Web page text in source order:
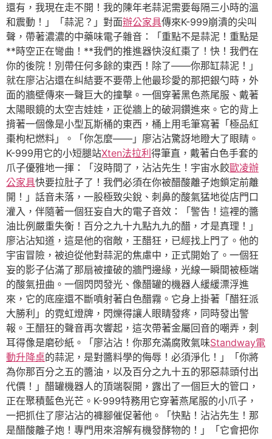
還有，我現在走不開！我的陳年老蒜泥需要每隔三小時的溫
和震動！」「蒜泥？」對面辦公家具傳來K-999崩潰的尖叫
聲，帶著濃濃的中藥味電子雜音：「重點不是蒜泥！重點是
**時空正在彎曲！**我們的推進器快沒紅棗了！快！我們在
你的後院！別帶任何多餘的東西！除了——你那缸蒜泥！」
就在廖沾沾還在糾結要不要帶上他最珍愛的那把銀勺時，外
面的牆壁傳來一聲巨大的撞擊。一個穿著黑色燕尾服、戴著
太陽眼鏡的太空吉娃娃，正從牆上的破洞鑽進來。它的背上
揹著一個像是小型瓦斯桶的東西，桶上用毛筆寫著「極品紅
棗枸杞燃料」。「你怎麼——」廖沾沾驚訝地瞪大了眼睛。
K-999用它的小短腿站Xten法拉利得筆直，戴著白色手套的
爪子優雅地一揮：「沒時間了，沾沾先生！宇宙水餃歐凌辦
公家具快要拉肚子了！我們必須在你被醋酸離子炮鎖定前離
開！」話音未落，一股極致尖銳、刺鼻的酸氣猛地從店門口
灌入，伴隨著一個狂妄自大的電子音效：「警告！這裡的醬
油比例嚴重失衡！百分之九十九點九九的醋，才是真理！」
廖沾沾知道，這是他的宿敵，王醋狂，已經找上門了。他的
宇宙冒險，被迫從他對蒜泥的焦慮中，正式開始了。一個狂
妄的影子佔滿了那扇被撞破的牆門邊緣，光線一瞬間被極端
的酸氣扭曲。一個閃閃發光、像醋罐的機器人緩緩漂浮進
來，它的底座還不斷噴射著白色醋霧。它身上掛著「醋狂派
大勝利」的霓虹燈牌，閃爍得讓人眼睛發疼，同時發出警
報。王醋狂的聲音再次響起，這次帶著金屬回音的嘲弄，刺
耳得像是磨砂紙。「廖沾沾！你那充滿腐敗氣味Standway電
動升降桌的蒜泥，是對醬料學的侮辱！必須淨化！」「你將
為你那百分之五的醬油，以及百分之九十五的邪惡蒜頭付出
代價！」醋罐機器人的頂端裂開，露出了一個巨大的管口，
正在聚積藍色光芒。K-999特務用它穿著燕尾服的小爪子，
一把抓住了廖沾沾的褲腳催促著他。「快點！沾沾先生！那
是醋酸離子炮！專門用來溶解有機發酵物的！」「它會把你